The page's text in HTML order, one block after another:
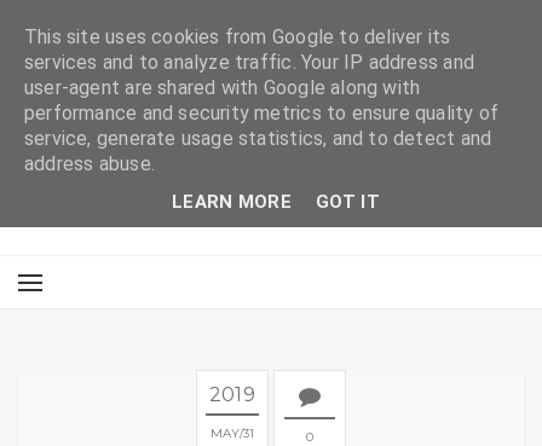
2019
MAY 31 0
This site uses cookies from Google to deliver its
services and to analyze traffic. Your IP address and
user-agent are shared with Google along with
performance and security metrics to ensure quality of
service, generate usage statistics, and to detect and
address abuse.
LEARN MORE GOT IT